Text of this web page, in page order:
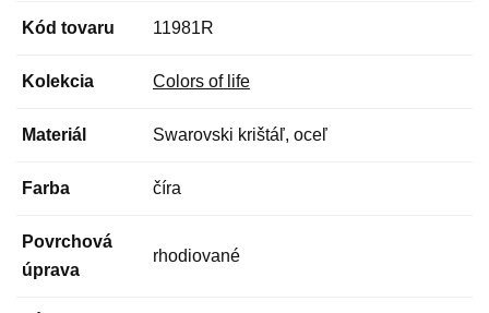
Kód tovaru 11981R
Kolekcia Colors of life
Materiál Swarovski krištáľ, oceľ
Farba číra
Povrchová
úprava
rhodiované